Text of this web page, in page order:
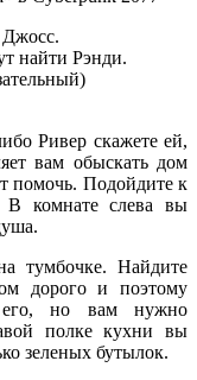
Джосс.
найти Рэнди.
Ривер скажете ей,
вам обыскать дом
помочь. Подойдите к
В комнате слева вы
тумбочке. Найдите
дорого и поэтому
его, но вам нужно
полке кухни вы
зеленых бутылок.